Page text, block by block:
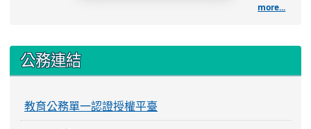
more...
::: 公務連結
教育公務單一認證授權平臺